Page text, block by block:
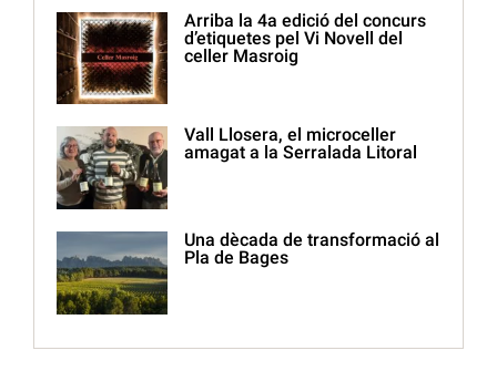
Arriba la 4a edició del concurs
d’etiquetes pel Vi Novell del
celler Masroig
Vall Llosera, el microceller
amagat a la Serralada Litoral
Una dècada de transformació al
Pla de Bages